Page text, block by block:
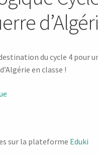
du cycle 4 pour
en classe !
sur la plateforme Eduki